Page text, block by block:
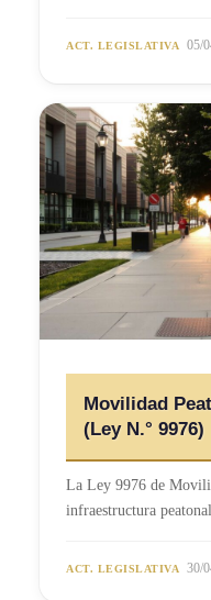
ACT. LEGISLATIVA 05/
Movilidad
(Ley N.° 9976)
La Ley 9976 de
infraestructura
ACT. LEGISLATIVA 30/